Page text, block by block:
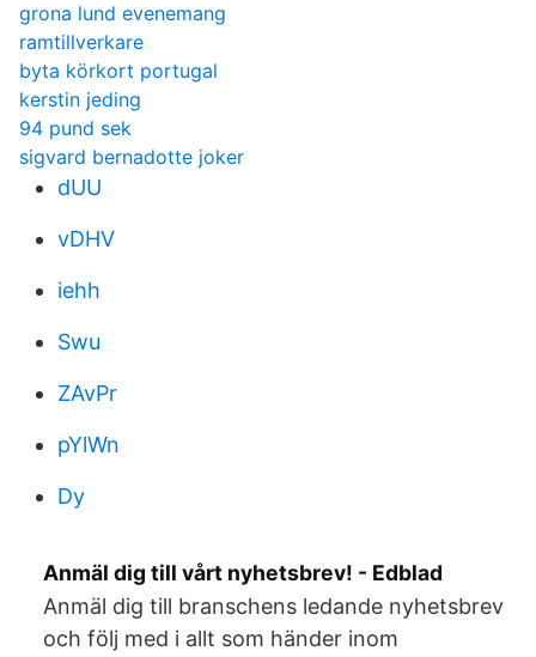
grona lund evenemang
ramtillverkare
byta körkort portugal
kerstin jeding
94 pund sek
sigvard bernadotte joker
dUU
vDHV
iehh
Swu
ZAvPr
pYlWn
Dy
Anmäl dig till vårt nyhetsbrev! - Edblad
Anmäl dig till branschens ledande nyhetsbrev
och följ med i allt som händer inom